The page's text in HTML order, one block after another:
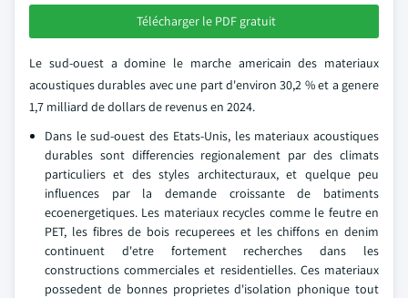
Télécharger le PDF gratuit
Le sud-ouest a domine le marche americain des materiaux
acoustiques durables avec une part d'environ 30,2 % et a genere
1,7 milliard de dollars de revenus en 2024.
Dans le sud-ouest des Etats-Unis, les materiaux acoustiques
durables sont differencies regionalement par des climats
particuliers et des styles architecturaux, et quelque peu
influences par la demande croissante de batiments
ecoenergetiques. Les materiaux recycles comme le feutre en
PET, les fibres de bois recuperees et les chiffons en denim
continuent d'etre fortement recherches dans les
constructions commerciales et residentielles. Ces materiaux
possedent de bonnes proprietes d'isolation phonique tout